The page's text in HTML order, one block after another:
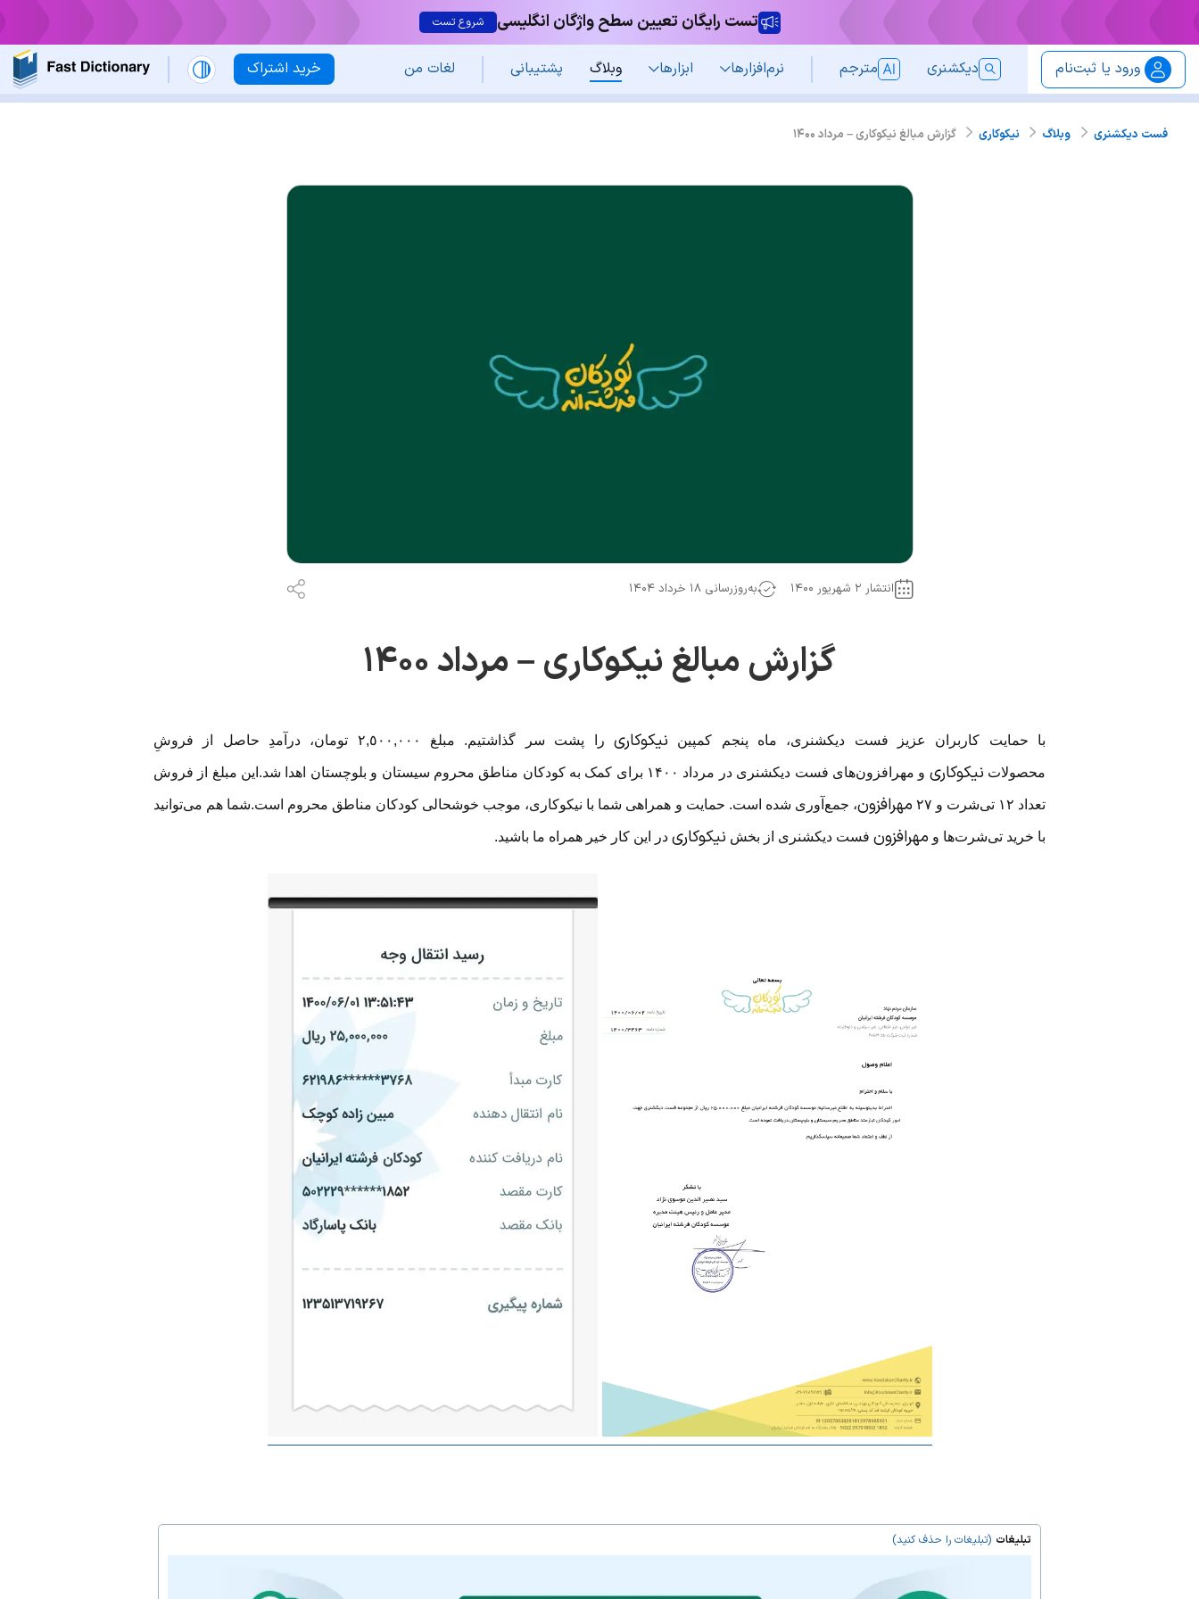
تست رایگان تعیین سطح واژگان انگلیسی شروع تست
خرید اشتراک ورود یا ثبت‌نام دیکشنری مترجم نرم‌افزار‌ها ابزارها وبلاگ پشتیبانی لغات من
فست دیکشنری وبلاگ نیکوکاری گزارش مبالغ نیکوکاری – مرداد ۱۴۰۰
به‌روزرسانی ۱۸ خرداد ۱۴۰۴ انتشار ۲ شهریور ۱۴۰۰
گزارش مبالغ نیکوکاری – مرداد ۱۴۰۰
با حمایت کاربران عزیز فست دیکشنری، ماه پنجم کمپین نیکوکاری را پشت سر گذاشتیم. مبلغ ٢,٥٠٠,٠٠٠ تومان، درآمدِ حاصل از فروشِ
محصولات نیکوکاری و مهرافزون‌های فست دیکشنری در مرداد ۱۴۰۰ برای کمک به کودکان مناطق محروم سیستان و بلوچستان اهدا شد.این مبلغ از فروش
تعداد ۱۲ تی‌شرت و ۲۷ مهرافزون، جمع‌آوری شده است. حمایت و همراهی شما با نيكوكارى، موجب خوشحالی کودکان مناطق محروم است.شما هم می‌توانید
با خرید تی‌شرت‌ها و مهرافزون فست دیکشنری از بخش نیکوکاری در این کار خیر همراه ما باشید.
تبلیغات (تبلیغات را حذف کنید)